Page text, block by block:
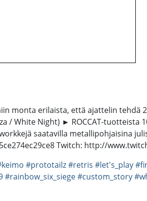
monta erilaista, että ajattelin tehdä
/ White Night) ► ROCCAT-tuotteista
saatavilla metallipohjaisina
Twitch: http://
#prototailz#retris #let's_play
#rainbow_six_siege#custom_story